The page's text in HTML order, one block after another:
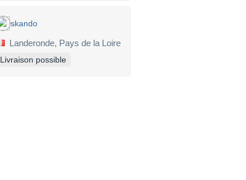
skando
Landeronde, Pays de la Loire
Livraison possible